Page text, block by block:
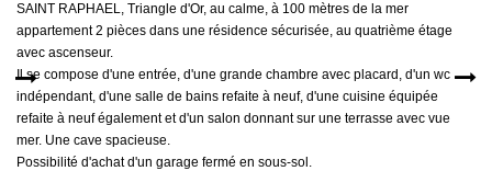
SAINT RAPHAEL, Triangle d'Or, au calme, à 100 mètres de la mer
appartement 2 pièces dans une résidence sécurisée, au quatrième étage
avec ascenseur.
Il se compose d'une entrée, d'une grande chambre avec placard, d'un wc
indépendant, d'une salle de bains refaite à neuf, d'une cuisine équipée
refaite à neuf également et d'un salon donnant sur une terrasse avec vue
mer. Une cave spacieuse.
Possibilité d'achat d'un garage fermé en sous-sol.